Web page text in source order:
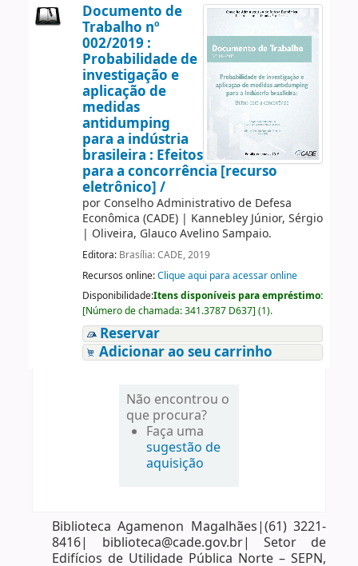
Documento de
Trabalho nº
002/2019 :
Probabilidade de
investigação e
aplicação de
medidas
antidumping
para a indústria
brasileira : Efeitos
para a concorrência [recurso
eletrônico] /
por Conselho Administrativo de Defesa
Econômica (CADE)| Kannebley Júnior, Sérgio
| Oliveira, Glauco Avelino Sampaio.
Editora: Brasília: CADE, 2019
Recursos online:Clique aqui para acessar online
Disponibilidade:Itens disponíveis para empréstimo:
[Número de chamada:341.3787 D637] (1).
Reservar
Adicionar ao seu carrinho
Não encontrou o
que procura?
Faça uma
sugestão de
aquisição
Biblioteca Agamenon Magalhães|(61) 3221-
8416| biblioteca@cade.gov.br| Setor de
Edifícios de Utilidade Pública Norte – SEPN,